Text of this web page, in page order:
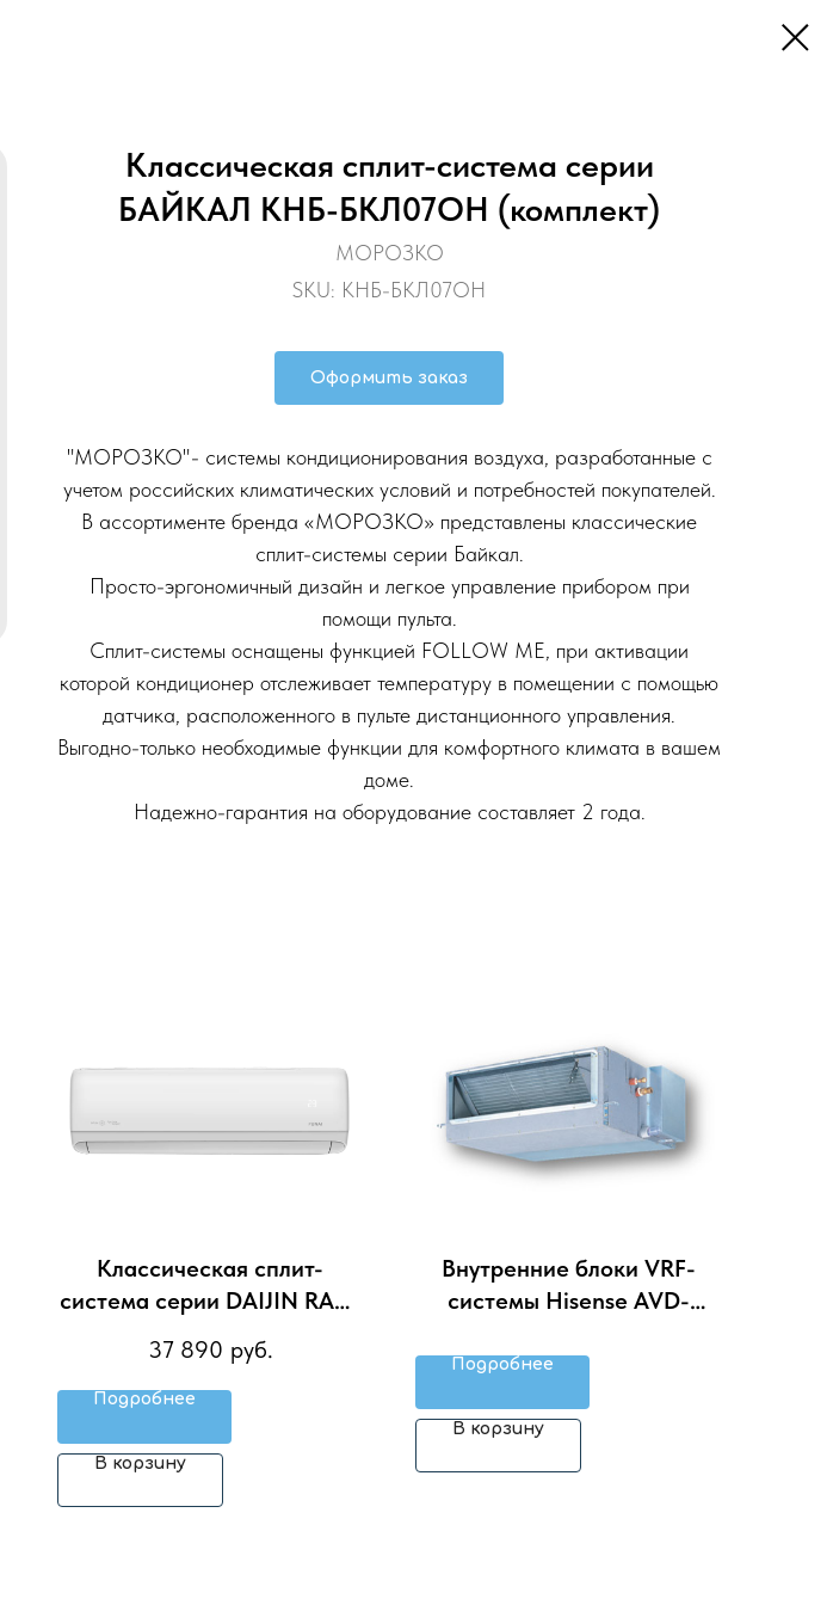
Классическая сплит-система серии
БАЙКАЛ КНБ-БКЛ07ОН (комплект)
МОРОЗКО
SKU: КНБ-БКЛ07ОН
Оформить заказ
"МОРОЗКО"- системы кондиционирования воздуха, разработанные с
учетом российских климатических условий и потребностей покупателей.
В ассортименте бренда «МОРОЗКО» представлены классические
сплит-системы серии Байкал.
Просто-эргономичный дизайн и легкое управление прибором при
помощи пульта.
Сплит-системы оснащены функцией FOLLOW ME, при активации
которой кондиционер отслеживает температуру в помещении с помощью
датчика, расположенного в пульте дистанционного управления.
Выгодно-только необходимые функции для комфортного климата в вашем
доме.
Надежно-гарантия на оборудование составляет 2 года.
Классическая сплит-
система серии DAIJIN RAC-
DA25HP.D01 (комплект)
37 890 руб.
Подробнее
В корзину
Внутренние блоки VRF-
cистемы Hisense AVD-
Подробнее
В корзину